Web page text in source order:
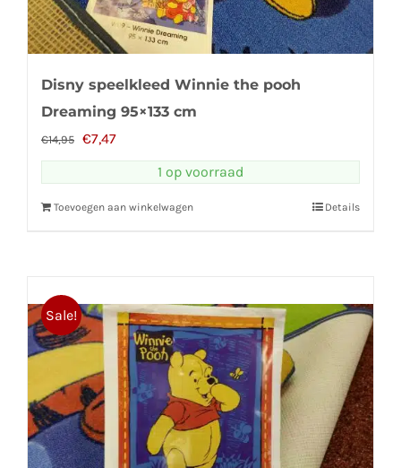
Disny speelkleed Winnie the pooh
Dreaming 95×133 cm
€14,95 Oorspronkelijke
prijs
€14,95.
€7,47Huidige
prijs
€7,47.
1 op voorraad
Toevoegen aan winkelwagen Details
Sale!